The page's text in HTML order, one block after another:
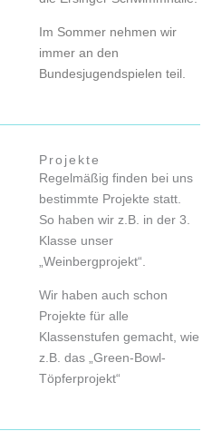
Im Sommer nehmen wir
immer an den
Bundesjugendspielen teil.
Projekte
Regelmäßig finden bei uns
bestimmte Projekte statt.
So haben wir z.B. in der 3.
Klasse unser
„Weinbergprojekt“.
Wir haben auch schon
Projekte für alle
Klassenstufen gemacht, wie
z.B. das „Green-Bowl-
Töpferprojekt“